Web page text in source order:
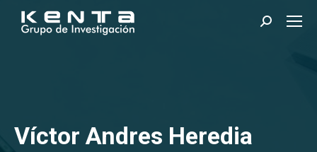
Search:
Víctor Andres Heredia